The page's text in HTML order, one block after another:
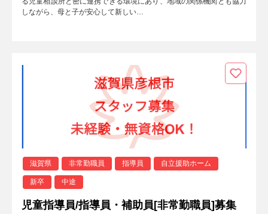
しながら、母と子が安心して新しい…
滋賀県 非常勤職員 指導員 自立援助ホーム
新卒 中途
児童指導員/指導員・補助員[非常勤職員]募集